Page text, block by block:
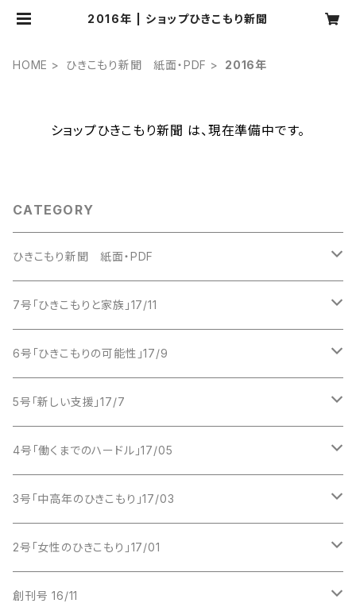
2016年 | ショップひきこもり新聞
HOME ひきこもり新聞 紙面・PDF 2016年
ショップひきこもり新聞 は、現在準備中です。
CATEGORY
ひきこもり新聞 紙面・PDF
2016年
創刊号
2017年
2017年 1月号
2017年 3月号
2018年
7号「ひきこもりと家族」17/11
紙版
PDF版
6号「ひきこもりの可能性」17/9
紙版
PDF版
5号「新しい支援」17/7
紙版
PDF版
4号「働くまでのハードル」17/05
紙版
PDF版
3号「中高年のひきこもり」17/03
紙版
PDF版
2号「女性のひきこもり」17/01
紙版
創刊号 16/11